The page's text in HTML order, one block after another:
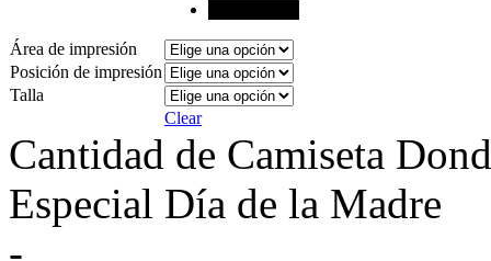
Área de impresión
Posición de impresión
Talla
Clear
Cantidad de Camiseta
Especial Día de la Madre